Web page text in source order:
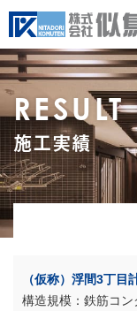
RESULT
施工実績
（仮称）浮間3丁
鉄筋コン